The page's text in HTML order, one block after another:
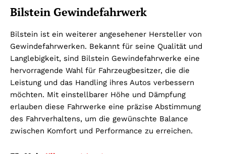
Bilstein Gewindefahrwerk
Bilstein ist ein weiterer angesehener Hersteller von
Gewindefahrwerken. Bekannt für seine Qualität und
Langlebigkeit, sind Bilstein Gewindefahrwerke eine
hervorragende Wahl für Fahrzeugbesitzer, die die
Leistung und das Handling ihres Autos verbessern
möchten. Mit einstellbarer Höhe und Dämpfung
erlauben diese Fahrwerke eine präzise Abstimmung
des Fahrverhaltens, um die gewünschte Balance
zwischen Komfort und Performance zu erreichen.